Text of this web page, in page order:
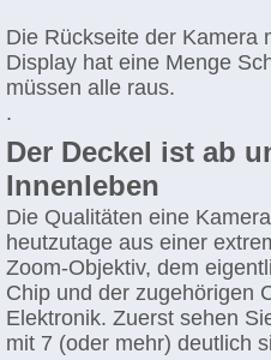
Die Rückseite der Kamera
Display hat eine Menge
müssen alle raus.
.
Der Deckel ist ab
Innenleben
Die Qualitäten eine
heutzutage aus einer
Zoom-Objektiv, dem
Chip und der zugehörigen
Elektronik. Zuerst sehen
mit 7 (oder mehr) deutlich